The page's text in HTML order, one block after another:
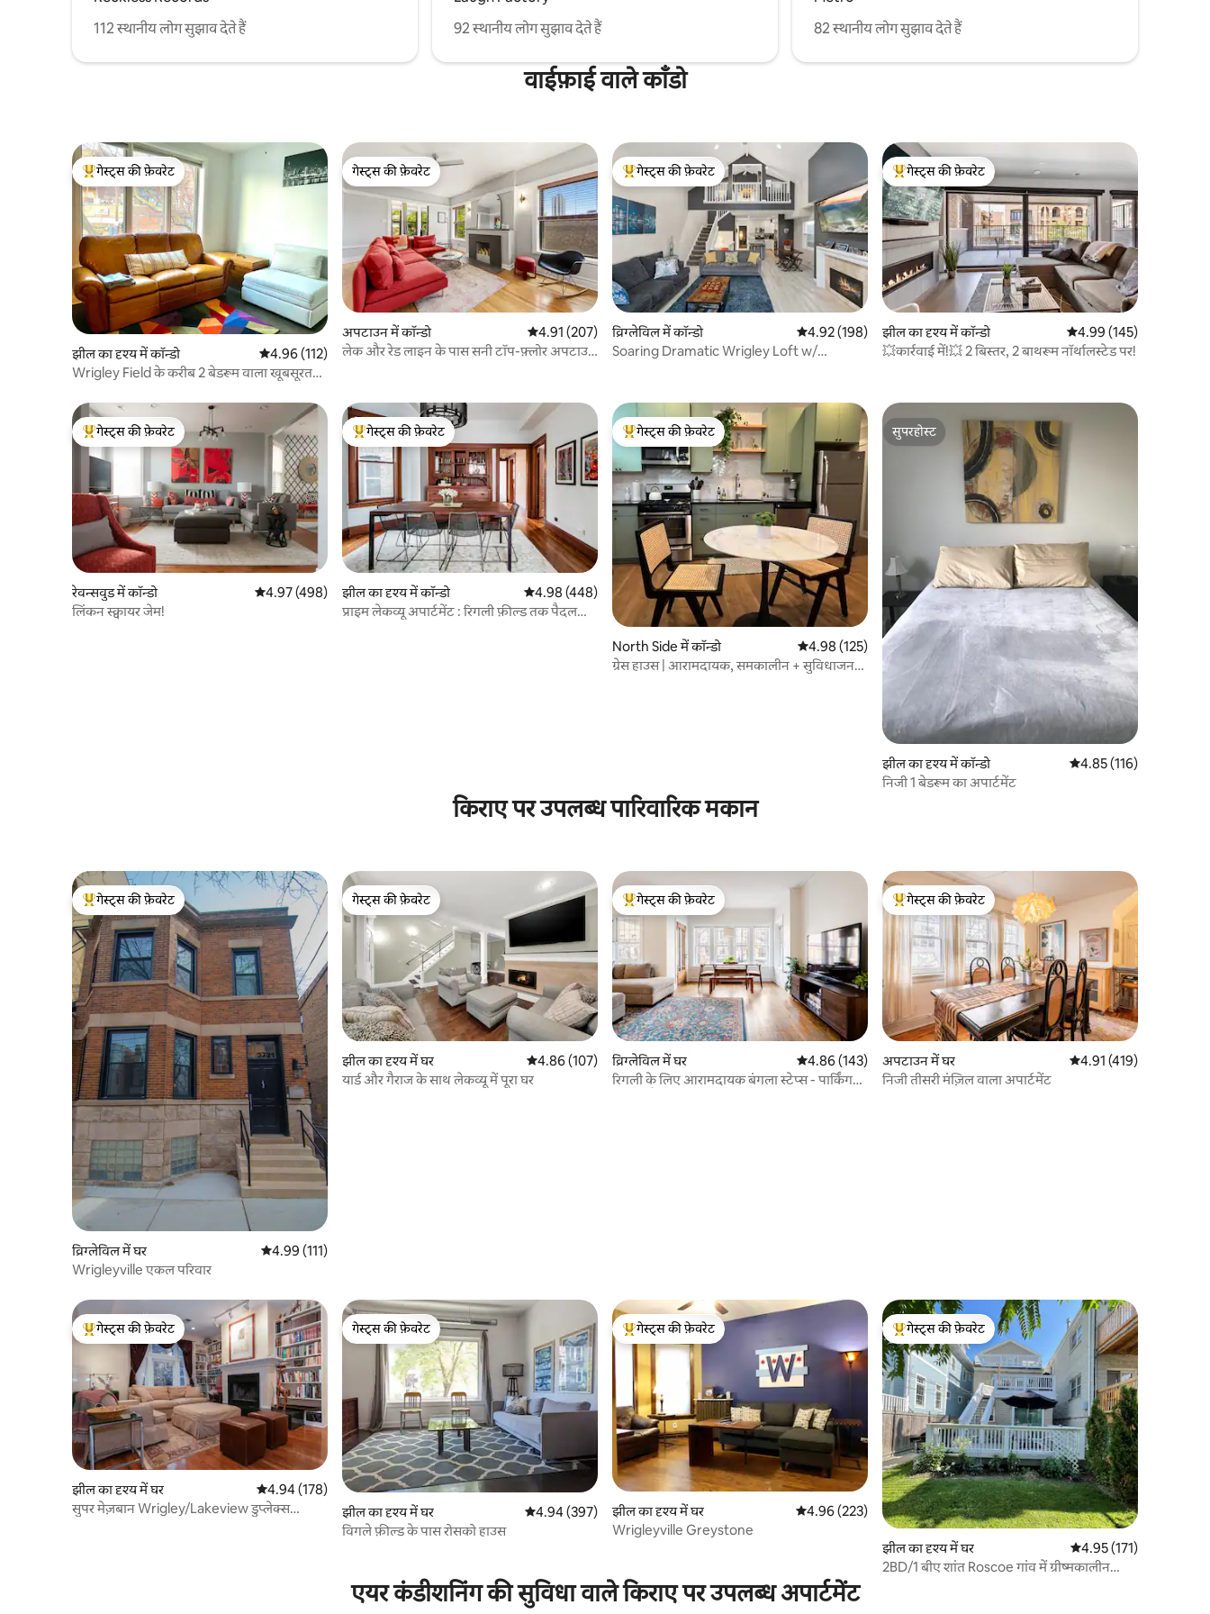
112 स्थानीय लोग सुझाव देते हैं
92 स्थानीय लोग सुझाव देते हैं
82 स्थानीय लोग सुझाव देते हैं
वाईफ़ाई वाले काँडो
गेस्ट्स का टॉप फ़ेवरेट
गेस्ट्स की फ़ेवरेट
झील का दृश्य में कॉन्डो औसत रेटिंग 5 में से 4.96, 112 समीक्षाएँ
4.96 (112)
Wrigley Field के करीब 2 बेडरूम वाला खूबसूरत
गेस्ट्स की फ़ेवरेट
गेस्ट्स की फ़ेवरेट
अपटाउन में कॉन्डो औसत रेटिंग 5 में से 4.91, 207 समीक्षाएँ
4.91 (207)
लेक और रेड लाइन के पास सनी टॉप-फ़्लोर अपटाउन
गेस्ट्स का टॉप फ़ेवरेट
गेस्ट्स की फ़ेवरेट
व्रिग्लेविल में कॉन्डो औसत रेटिंग 5 में से 4.92, 198 समीक्षाएँ
4.92 (198)
Soaring Dramatic Wrigley Loft w/
गेस्ट्स का टॉप फ़ेवरेट
गेस्ट्स की फ़ेवरेट
झील का दृश्य में कॉन्डो औसत रेटिंग 5 में से 4.99,
4.99 (145)
💥कार्रवाई में!💥 2 बिस्तर, 2 बाथरूम नॉर्थालस्टेड पर!
गेस्ट्स का टॉप फ़ेवरेट
गेस्ट्स की फ़ेवरेट
रेवन्सवुड में कॉन्डो औसत रेटिंग 5 में से 4.97, 498 समीक्षाएँ
4.97 (498)
लिंकन स्क्वायर जेम!
गेस्ट्स का टॉप फ़ेवरेट
गेस्ट्स की फ़ेवरेट
झील का दृश्य में कॉन्डो औसत रेटिंग 5 में से 4.98, 448 समीक्षाएँ
4.98 (448)
प्राइम लेकव्यू अपार्टमेंट : रिगली फ़ील्ड तक पैदल
गेस्ट्स का टॉप फ़ेवरेट
गेस्ट्स की फ़ेवरेट
North Side में कॉन्डो औसत रेटिंग 5 में से 4.98, 125 समीक्षाएँ
4.98 (125)
ग्रेस हाउस | आरामदायक, समकालीन + सुविधाजनक
सुपरहोस्ट
सुपरहोस्ट
झील का दृश्य में कॉन्डो औसत रेटिंग 5 में से 4.85,
4.85 (116)
निजी 1 बेडरूम का अपार्टमेंट
किराए पर उपलब्ध पारिवारिक मकान
गेस्ट्स का टॉप फ़ेवरेट
गेस्ट्स की फ़ेवरेट
व्रिग्लेविल में घर औसत रेटिंग 5 में से 4.99, 111 समीक्षाएँ
4.99 (111)
Wrigleyville एकल परिवार
गेस्ट्स की फ़ेवरेट
गेस्ट्स की फ़ेवरेट
झील का दृश्य में घर औसत रेटिंग 5 में से 4.86, 107 समीक्षाएँ
4.86 (107)
यार्ड और गैराज के साथ लेकव्यू में पूरा घर
गेस्ट्स का टॉप फ़ेवरेट
गेस्ट्स की फ़ेवरेट
व्रिग्लेविल में घर औसत रेटिंग 5 में से 4.86, 143 समीक्षाएँ
4.86 (143)
रिगली के लिए आरामदायक बंगला स्टेप्स - पार्किंग
गेस्ट्स का टॉप फ़ेवरेट
गेस्ट्स की फ़ेवरेट
अपटाउन में घर औसत रेटिंग 5 में से 4.91,
4.91 (419)
निजी तीसरी मंज़िल वाला अपार्टमेंट
गेस्ट्स का टॉप फ़ेवरेट
गेस्ट्स की फ़ेवरेट
झील का दृश्य में घर औसत रेटिंग 5 में से 4.94, 178 समीक्षाएँ
4.94 (178)
सुपर मेज़बान Wrigley/Lakeview डुप्लेक्स
गेस्ट्स की फ़ेवरेट
गेस्ट्स की फ़ेवरेट
झील का दृश्य में घर औसत रेटिंग 5 में से 4.94, 397 समीक्षाएँ
4.94 (397)
विगले फ़ील्ड के पास रोसको हाउस
गेस्ट्स का टॉप फ़ेवरेट
गेस्ट्स की फ़ेवरेट
झील का दृश्य में घर औसत रेटिंग 5 में से 4.96, 223 समीक्षाएँ
4.96 (223)
Wrigleyville Greystone
गेस्ट्स का टॉप फ़ेवरेट
गेस्ट्स की फ़ेवरेट
झील का दृश्य में घर औसत रेटिंग 5 में से 4.95,
4.95 (171)
2BD/1 बीए शांत Roscoe गांव में ग्रीष्मकालीन
एयर कंडीशनिंग की सुविधा वाले किराए पर उपलब्ध अपार्टमेंट